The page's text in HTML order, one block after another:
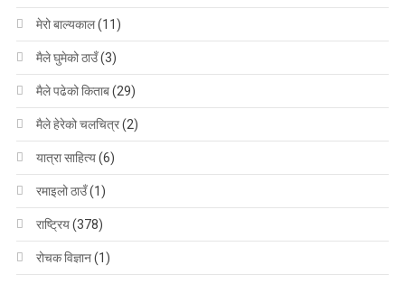
मेरो बाल्यकाल(11)
मैले घुमेको ठाउँ(3)
मैले पढेको किताब(29)
मैले हेरेको चलचित्र(2)
यात्रा साहित्य(6)
रमाइलो ठाउँ(1)
राष्ट्रिय(378)
रोचक विज्ञान(1)